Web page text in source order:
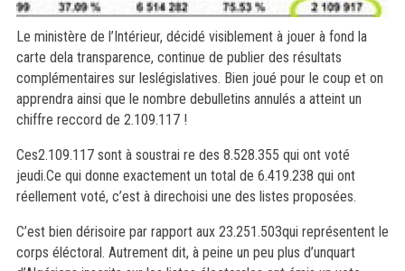
Le ministère de l’Intérieur, décidé visiblement à jouer à fond la
carte dela transparence, continue de publier des résultats
complémentaires sur leslégislatives. Bien joué pour le coup et on
apprendra ainsi que le nombre debulletins annulés a atteint un
chiffre reccord de 2.109.117 !
Ces2.109.117 sont à soustrai re des 8.528.355 qui ont voté
jeudi.Ce qui donne exactement un total de 6.419.238 qui ont
réellement voté, c’est à direchoisi une des listes proposées.
C’est bien dérisoire par rapport aux 23.251.503qui représentent le
corps éléctoral. Autrement dit, à peine un peu plus d’unquart